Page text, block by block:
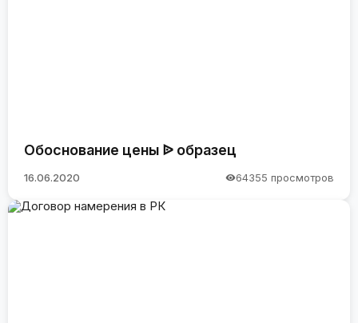
Обоснование цены ᐉ образец
16.06.2020 64355 просмотров